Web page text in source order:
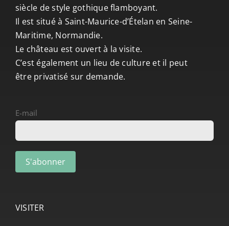
siècle de style gothique flamboyant.
Il est situé à Saint-Maurice-d’Ételan en Seine-
Maritime, Normandie.
Le château est ouvert à la visite.
C’est également un lieu de culture et il peut
être privatisé sur demande.
E-mail
VISITER